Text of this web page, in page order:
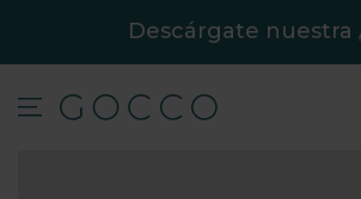
Descárgate nuestra